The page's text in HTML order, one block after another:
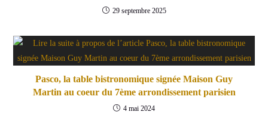
29 septembre 2025
Pasco, la table bistronomique signée Maison Guy
Martin au coeur du 7ème arrondissement parisien
4 mai 2024